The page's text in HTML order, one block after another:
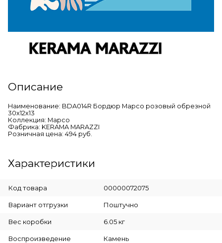
Описание
Наименование: BDA014R Бордюр Марсо розовый обрезной
30х12х13
Коллекция: Марсо
Фабрика: KERAMA MARAZZI
Розничная цена: 494 руб.
Характеристики
Код товара 00000072075
Вариант отгрузки Поштучно
Вес коробки 6.05 кг
Воспроизведение Камень